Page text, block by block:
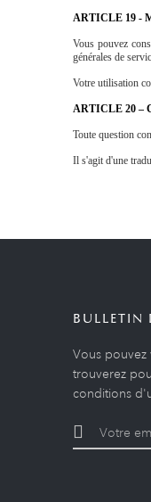
ARTICLE 19 -
Vous pouvez
générales de
Votre utilisation
ARTICLE 20 –
Toute question
Il s'agit d'une
Vous pouvez
trouverez
conditions